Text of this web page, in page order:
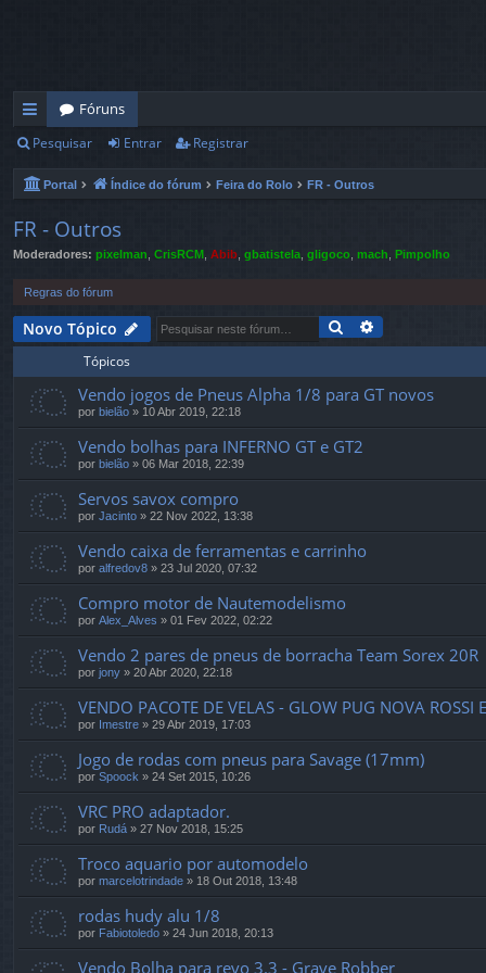
in
ks
pi
d
os
Fóruns
Pesquisar Entrar Registrar
Portal Índice do fórum Feira do Rolo FR - Outros
FR - Outros
Moderadores: pixelman CrisRCM Abib gbatistela gligoco mach Pimpolho
Regras do fórum
Novo Tópico Pesquisar
Tópicos
Vendo jogos de Pneus Alpha 1/8 para GT novos
por bielão » 10 Abr 2019, 22:18
Vendo bolhas para INFERNO GT e GT2
por bielão » 06 Mar 2018, 22:39
Servos savox compro
por Jacinto » 22 Nov 2022, 13:38
Vendo caixa de ferramentas e carrinho
por alfredov8 » 23 Jul 2020, 07:32
Compro motor de Nautemodelismo
por Alex_Alves » 01 Fev 2022, 02:22
Vendo 2 pares de pneus de borracha Team Sorex 20R
por jony » 20 Abr 2020, 22:18
VENDO PACOTE DE VELAS - GLOW PUG NOVA ROSSI
por Imestre » 29 Abr 2019, 17:03
Jogo de rodas com pneus para Savage (17mm)
por Spoock » 24 Set 2015, 10:26
VRC PRO adaptador.
por Rudá » 27 Nov 2018, 15:25
Troco aquario por automodelo
por marcelotrindade » 18 Out 2018, 13:48
rodas hudy alu 1/8
por Fabiotoledo » 24 Jun 2018, 20:13
Vendo Bolha para revo 3.3 - Grave Robber